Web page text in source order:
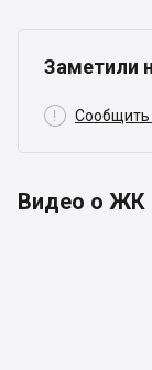
Заметили
 Сообщить
Видео о ЖК